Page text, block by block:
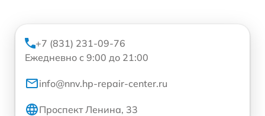
+7 (831) 231-09-76
Ежедневно с 9:00 до 21:00
info@nnv.hp-repair-center.ru
Проспект Ленина, 33